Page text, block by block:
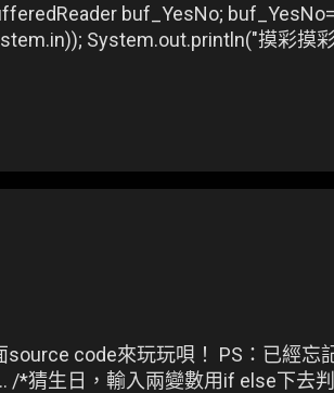
buf_YesNo;
System.out.println("摸彩摸彩
輸入Y繼續，N離開 → "); s...
code來玩玩唄！ PS：已經忘
/*猜生日，輸入兩變數用if else下去